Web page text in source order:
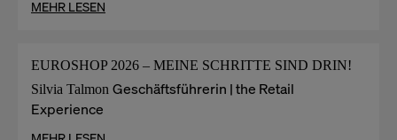
MEHR LESEN
EUROSHOP 2026 – MEINE SCHRITTE SIND DRIN!
Silvia Talmon Geschäftsführerin | the Retail
Experience